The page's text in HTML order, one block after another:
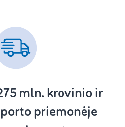
mln. krovinio ir
priemonėje